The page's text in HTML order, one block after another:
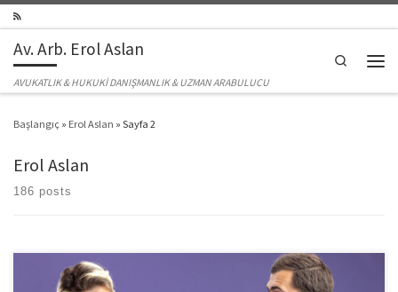
Av. Arb. Erol Aslan
AVUKATLIK & HUKUKİ DANIŞMANLIK & UZMAN ARABULUCU
Search
Başlangıç » Erol Aslan » Sayfa 2
Erol Aslan
186 posts